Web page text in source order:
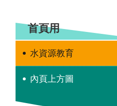
::: 首頁用
水資源教育
內頁上方圖